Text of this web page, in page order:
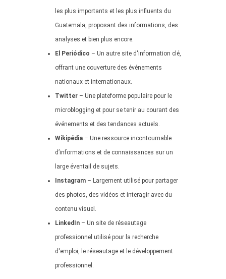
les plus importants et les plus influents du
Guatemala, proposant des informations, des
analyses et bien plus encore.
El Periódico – Un autre site d'information clé,
offrant une couverture des événements
nationaux et internationaux.
Twitter – Une plateforme populaire pour le
microblogging et pour se tenir au courant des
événements et des tendances actuels.
Wikipédia – Une ressource incontournable
d’informations et de connaissances sur un
large éventail de sujets.
Instagram – Largement utilisé pour partager
des photos, des vidéos et interagir avec du
contenu visuel.
LinkedIn – Un site de réseautage
professionnel utilisé pour la recherche
d'emploi, le réseautage et le développement
professionnel.